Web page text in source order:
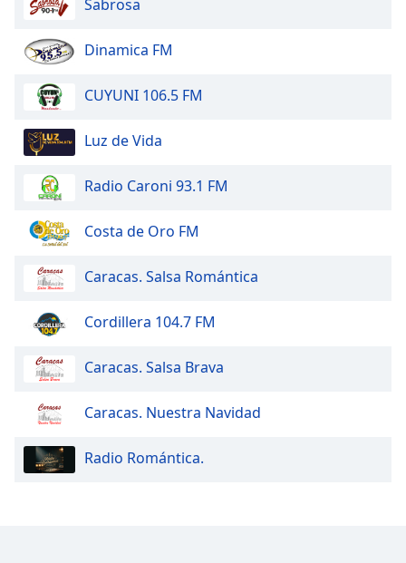
window.
Escape
cancel
and
close
window.
Background
Opacity
Sabrosa
Dinamica FM
CUYUNI 106.5 FM
Luz de Vida
Radio Caroni 93.1 FM
Costa de Oro FM
Caracas. Salsa Romántica
Cordillera 104.7 FM
Caracas. Salsa Brava
Caracas. Nuestra Navidad
Radio Romántica.